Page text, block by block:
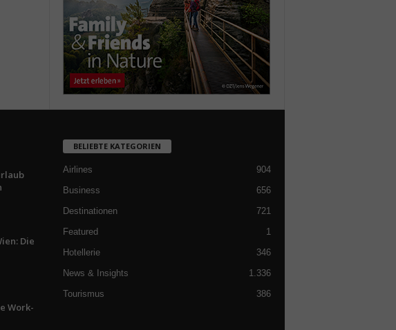
Die
Work-
BELIEBTE KATEGORIEN
Airlines
904
Business
656
Destinationen
721
Featured
1
Hotellerie
346
News & Insights
1.336
Tourismus
386